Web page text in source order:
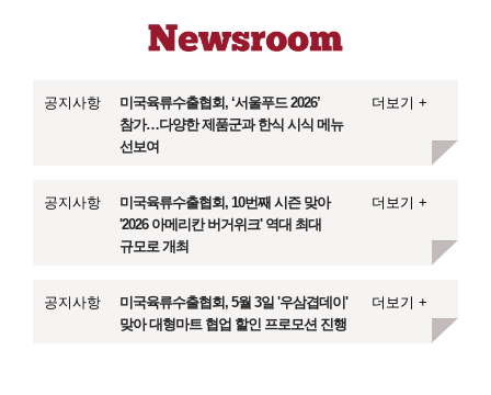
공지사항
미국육류수출협회, ‘서울푸드 2026’
참가…다양한 제품군과 한식 시식 메뉴
선보여
더보기 +
공지사항
미국육류수출협회, 10번째 시즌 맞아
'2026 아메리칸 버거위크' 역대 최대
규모로 개최
더보기 +
공지사항
미국육류수출협회, 5월 3일 '우삼겹데이'
맞아 대형마트 협업 할인 프로모션 진행
더보기 +